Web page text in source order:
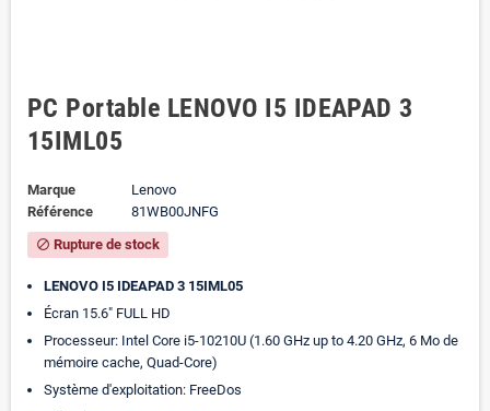
PC Portable LENOVO I5 IDEAPAD 3
15IML05
Marque
Lenovo
Référence
81WB00JNFG
block Rupture de stock
LENOVO I5 IDEAPAD 3 15IML05
Écran 15.6" FULL HD
Processeur: Intel Core i5-10210U (1.60 GHz up to 4.20 GHz, 6 Mo de
mémoire cache, Quad-Core)
Système d'exploitation: FreeDos